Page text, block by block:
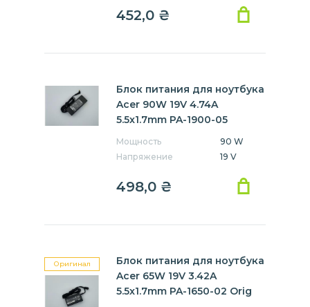
452,0 ₴
Блок питания для ноутбука
Acer 90W 19V 4.74A
5.5x1.7mm PA-1900-05
Мощность
90 W
Напряжение
19 V
498,0 ₴
Оригинал
Блок питания для ноутбука
Acer 65W 19V 3.42A
5.5x1.7mm PA-1650-02 Orig